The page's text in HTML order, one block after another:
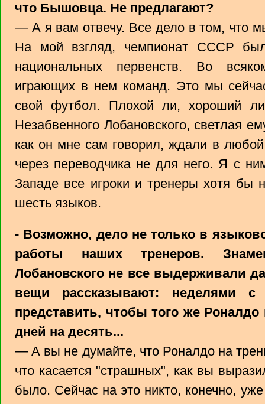
что Бышовца. Не предлагают?
— А я вам отвечу. Все дело в том, что
На мой взгляд, чемпионат СССР
национальных первенств. Во
играющих в нем команд. Это мы
свой футбол. Плохой ли, хороший
Незабвенного Лобановского, светлая
как он мне сам говорил, ждали в
через переводчика не для него. Я с
Западе все игроки и тренеры хотя бы
шесть языков.
- Возможно, дело не только в
работы наших тренеров.
Лобановского не все выдерживали
вещи рассказывают: неделями
представить, чтобы того же
дней на десять...
— А вы не думайте, что Роналдо на
что касается "страшных", как вы
было. Сейчас на это никто, конечно,